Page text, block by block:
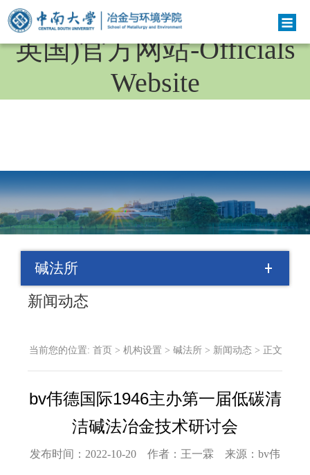
bv伟德国际(bv1946·源于
英国)官方网站-Officials
Website
碱法所
新闻动态
当前您的位置: 首页 > 机构设置 > 碱法所 > 新闻动态 > 正文
bv伟德国际1946主办第一届低碳清
洁碱法冶金技术研讨会
发布时间：2022-10-20 作者：王一霖 来源：bv伟